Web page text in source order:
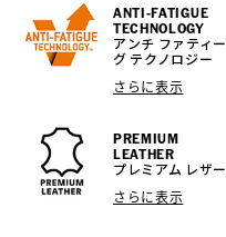
ANTI-FATIGUE
TECHNOLOGY
アンチ ファティー
グ テクノロジー
さらに表示
PREMIUM
LEATHER
プレミアム レザー
さらに表示